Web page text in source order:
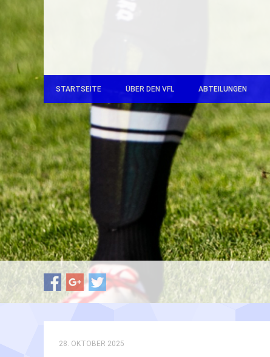
STARTSEITE ÜBER DEN VFL ABTEILUNGEN
28. OKTOBER 2025